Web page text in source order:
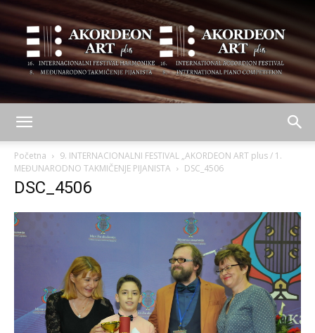
plus
Početna
9. INTERNACIONALNI FESTIVAL „AKORDEON ART plus / 1.
MEĐUNARODNO TAKMIČENJE PIJANISTA
DSC_4506
DSC_4506